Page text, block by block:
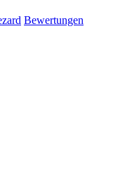
Bewertungen